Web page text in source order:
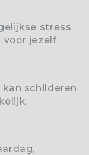
stress
voor jezelf.
kan schilderen